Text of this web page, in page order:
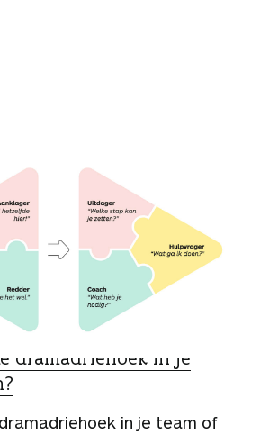
dramadriehoek in je
in je team of